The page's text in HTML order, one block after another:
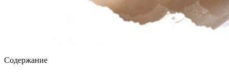
Содержание